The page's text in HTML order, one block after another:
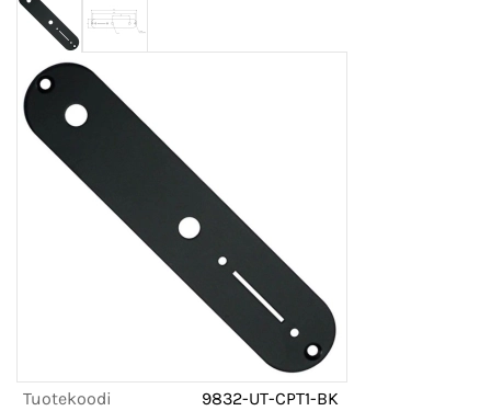
Tuotekoodi
9832-UT-CPT1-BK